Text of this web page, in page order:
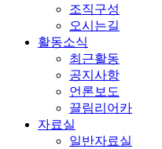
조직구성
오시는길
활동소식
최근활동
공지사항
언론보도
끌림리어카
자료실
일반자료실